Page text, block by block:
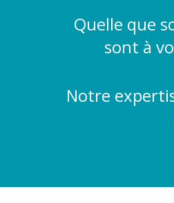
Quelle que
sont à
Notre